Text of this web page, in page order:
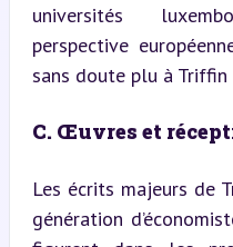
universités
perspective
sans doute plu à Triffin
C. Œuvres et
Les écrits majeurs de
génération